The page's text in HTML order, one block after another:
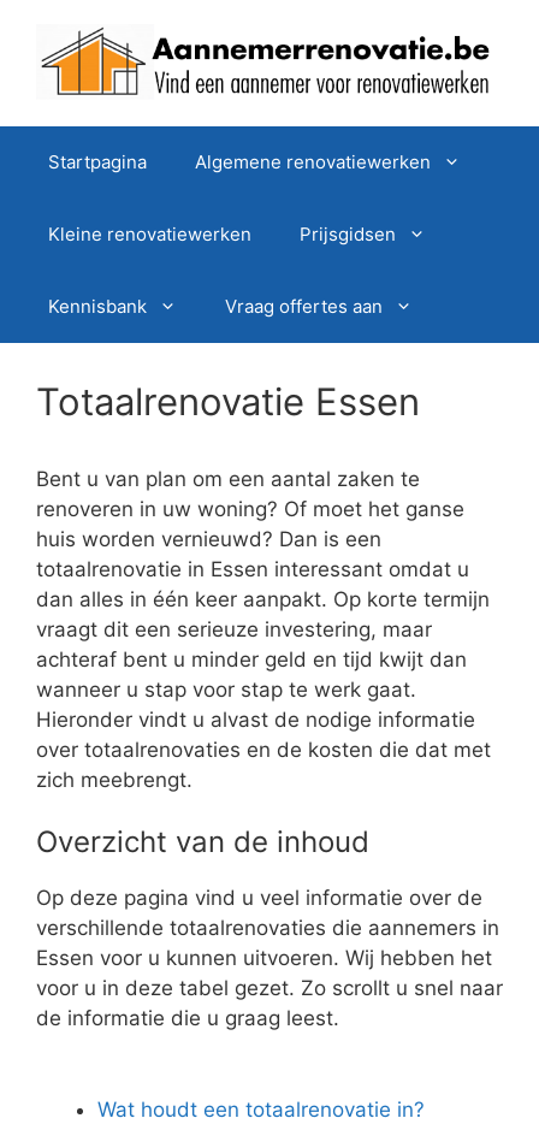
Startpagina Algemene renovatiewerken
Kleine renovatiewerken Prijsgidsen
Kennisbank Vraag offertes aan
Totaalrenovatie Essen
Bent u van plan om een aantal zaken te
renoveren in uw woning? Of moet het ganse
huis worden vernieuwd? Dan is een
totaalrenovatie in Essen interessant omdat u
dan alles in één keer aanpakt. Op korte termijn
vraagt dit een serieuze investering, maar
achteraf bent u minder geld en tijd kwijt dan
wanneer u stap voor stap te werk gaat.
Hieronder vindt u alvast de nodige informatie
over totaalrenovaties en de kosten die dat met
zich meebrengt.
Overzicht van de inhoud
Op deze pagina vind u veel informatie over de
verschillende totaalrenovaties die aannemers in
Essen voor u kunnen uitvoeren. Wij hebben het
voor u in deze tabel gezet. Zo scrollt u snel naar
de informatie die u graag leest.
Wat houdt een totaalrenovatie in?